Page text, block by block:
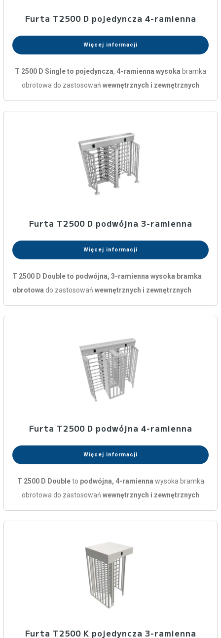
Furta T2500 D pojedyncza 4-ramienna
Więcej informacji
T 2500 D Single to pojedyncza, 4-ramienna wysoka bramka
obrotowa do zastosowań wewnętrznych i zewnętrznych
Furta T2500 D podwójna 3-ramienna
Więcej informacji
T 2500 D Double to podwójna, 3-ramienna wysoka bramka
obrotowa do zastosowań wewnętrznych i zewnętrznych
Furta T2500 D podwójna 4-ramienna
Więcej informacji
T 2500 D Doubleto podwójna, 4-ramienna wysoka bramka
obrotowa do zastosowań wewnętrznych i zewnętrznych
Furta T2500 K pojedyncza 3-ramienna